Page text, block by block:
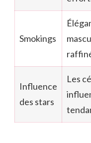
Smokings
Influence
des stars
Les